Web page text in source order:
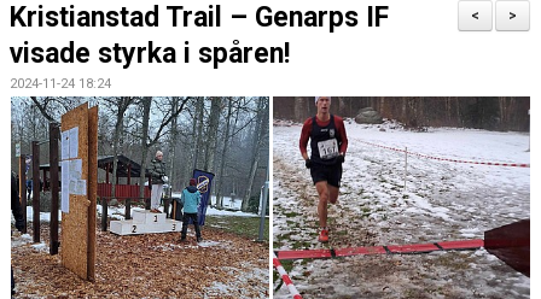
VÅRA LÖPARE
POWER 60
KONTAKT
LÄNKAR
INTERNA TÄVLINGAR
>
<
Kristianstad Trail – Genarps IF
visade styrka i spåren!
2024-11-24 18:24